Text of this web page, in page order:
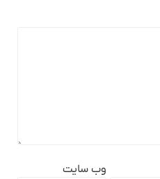
وب‌ سایت